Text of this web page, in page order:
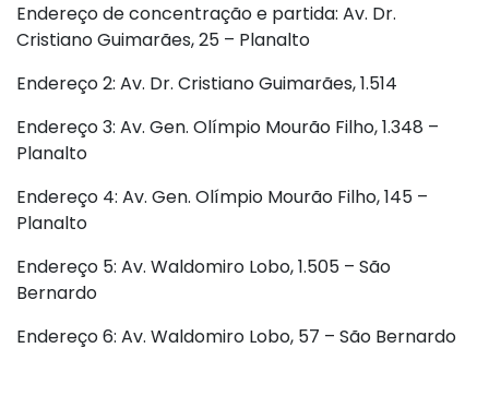
Endereço de concentração e partida: Av. Dr.
Cristiano Guimarães, 25 – Planalto
Endereço 2: Av. Dr. Cristiano Guimarães, 1.514
Endereço 3: Av. Gen. Olímpio Mourão Filho, 1.348 –
Planalto
Endereço 4: Av. Gen. Olímpio Mourão Filho, 145 –
Planalto
Endereço 5: Av. Waldomiro Lobo, 1.505 – São
Bernardo
Endereço 6: Av. Waldomiro Lobo, 57 – São Bernardo